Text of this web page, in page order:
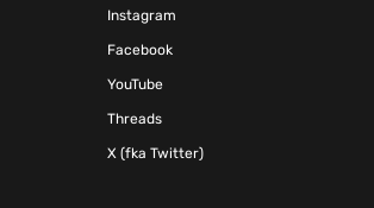
Instagram
Facebook
YouTube
Threads
X (fka Twitter)